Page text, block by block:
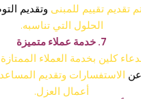
تقديم تقييم للمبنى وتقديم
الحلول التي تناسبه.
7. خدمة عملاء متميزة
كلين بخدمة العملاء
عن الاستفسارات وتقديم
أعمال العزل.